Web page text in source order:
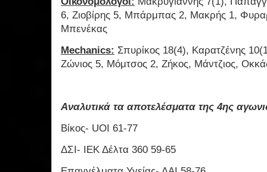
6, Ζιοβίρης 5, Μπάρμπας 2, Μακρής 1,
Μπενέκας
Mechanics: Σπυρίκος 18(4), Καρατζένης
Ζώνιος 5, Μόμτσος 2, Ζήκος, Μάντζιος,
Αναλυτικά τα αποτελέσματα της 4ης
Βίκος- UOI 61-77
ΔΣΙ- ΙΕΚ Δέλτα 360 59-65